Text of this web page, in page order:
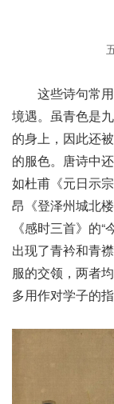
五
这些诗句常用
境遇。虽青色是
的身上，因此还
的服色。唐诗中
如杜甫《元日示
昂《登泽州城北
《感时三首》的
出现了青衿和青
服的交领，两者
多用作对学子的